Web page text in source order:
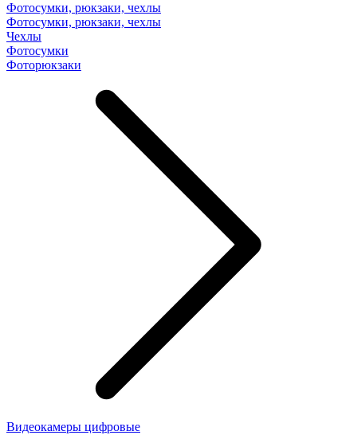
Фотосумки, рюкзаки, чехлы
Фотосумки, рюкзаки, чехлы
Чехлы
Фотосумки
Фоторюкзаки
Видеокамеры цифровые